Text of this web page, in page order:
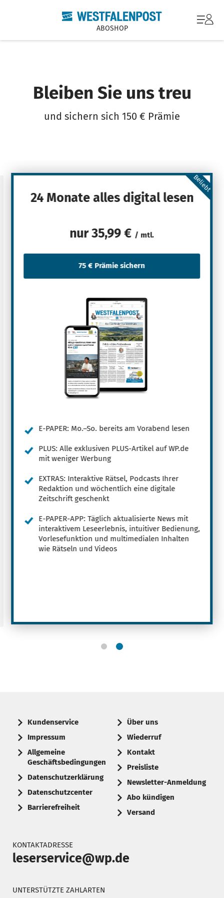
ABOSHOP
Bleiben Sie uns treu
und sichern sich 150 € Prämie
Beliebt
24 Monate alles digital lesen
nur35,99 € / mtl.
E-PAPER: Mo.–So. bereits am Vorabend lesen
PLUS: Alle exklusiven PLUS-Artikel auf WP.de
mit weniger Werbung
EXTRAS: Interaktive Rätsel, Podcasts Ihrer
Redaktion und wöchentlich eine digitale
Zeitschrift geschenkt
E-PAPER-APP: Täglich aktualisierte News mit
interaktivem Leseerlebnis, intuitiver Bedienung,
Vorlesefunktion und multimedialen Inhalten
wie Rätseln und Videos
Kundenservice
Impressum
Allgemeine
Geschäftsbedingungen
Datenschutzerklärung
Datenschutzcenter
Barrierefreiheit
Über uns
Wiederruf
Kontakt
Preisliste
Newsletter-Anmeldung
Abo kündigen
Versand
KONTAKTADRESSE
leserservice@wp.de
UNTERSTÜTZTE ZAHLARTEN